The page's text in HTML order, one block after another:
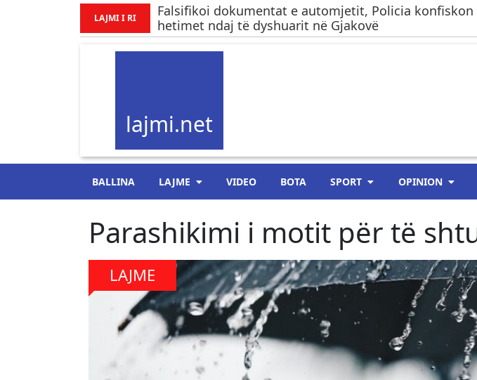
LAJMI I RI
Falsifikoi dokumentat e automjetit, Policia
hetimet ndaj të dyshuarit në Gjakovë
lajmi.net
BALLINA LAJME VIDEO BOTA SPORT OPINION
Parashikimi i motit për të
LAJME